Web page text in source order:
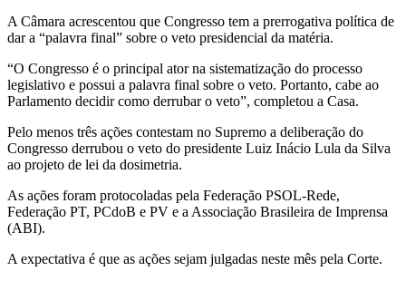
A Câmara acrescentou que Congresso tem a prerrogativa política de
dar a “palavra final” sobre o veto presidencial da matéria.
“O Congresso é o principal ator na sistematização do processo
legislativo e possui a palavra final sobre o veto. Portanto, cabe ao
Parlamento decidir como derrubar o veto”, completou a Casa.
Pelo menos três ações contestam no Supremo a deliberação do
Congresso derrubou o veto do presidente Luiz Inácio Lula da Silva
ao projeto de lei da dosimetria.
As ações foram protocoladas pela Federação PSOL-Rede,
Federação PT, PCdoB e PV e a Associação Brasileira de Imprensa
(ABI).
A expectativa é que as ações sejam julgadas neste mês pela Corte.